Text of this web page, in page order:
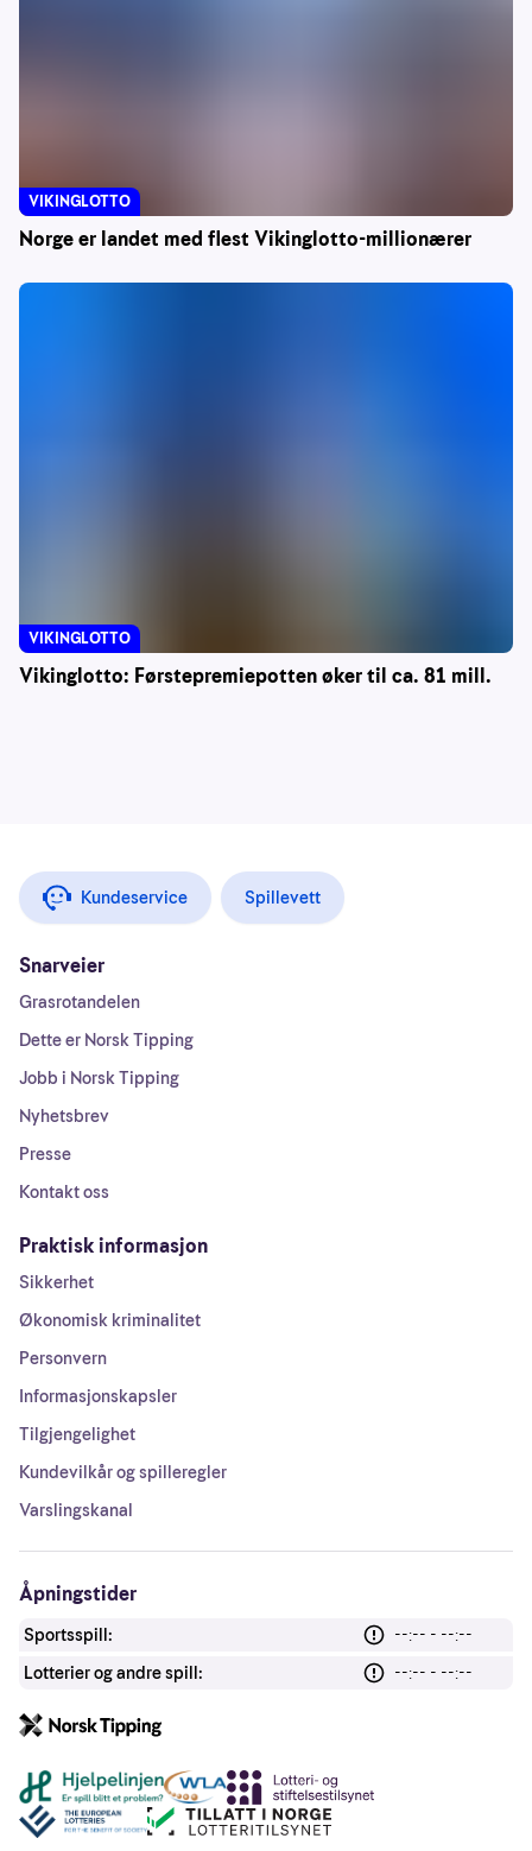
Norge er landet med flest Vikinglotto-millionærer
VIKINGLOTTO
Vikinglotto: Førstepremiepotten øker til ca. 81 mill.
VIKINGLOTTO
Kundeservice Spillevett
Snarveier
Grasrotandelen
Dette er Norsk Tipping
Jobb i Norsk Tipping
Nyhetsbrev
Presse
Kontakt oss
Praktisk informasjon
Sikkerhet
Økonomisk kriminalitet
Personvern
Informasjonskapsler
Tilgjengelighet
Kundevilkår og spilleregler
Varslingskanal
Åpningstider
Sportsspill:
--:-- - --:--
Lotterier og andre spill:
--:-- - --:--
Andre lenker